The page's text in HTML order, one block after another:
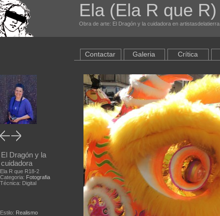
Ela (Ela R que
Obra de arte: El Dragón y la cuidadora en
El Dragón y la
cuidadora
Ela R que R18-2
Categoria: Fotografia
Técnica: Digital
Estilo: Realismo
Contactar Galeria Crítica